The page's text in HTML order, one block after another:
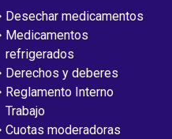
Desechar medicamentos
Medicamentos
refrigerados
Derechos y deberes
Reglamento Interno
Trabajo
Cuotas moderadoras